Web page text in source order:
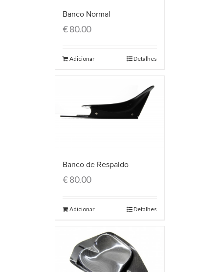
Banco Normal
€80.00
Adicionar Detalhes
Banco de Respaldo
€80.00
Adicionar Detalhes